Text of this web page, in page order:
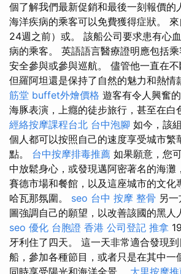
個了解我們最新促銷和最後一刻報價的
海洋疾病的乘客可以免費獲得症狀。
24週之前）或。 該船公司要求患有心
病的乘客。 英語語言醫療證明應包括
安全參與或參與巡航。 儘管他一直在不
但羅阿坦還是保持了自然的魅力和熱情
筋堂 buffet外燴價格 遊客有令人興奮
海豚表演，上癮的徒步旅行，甚至在白
經絡按摩課程台北 台中泡腳 如今，該
個人都可以按照自己的速度享受城市繁
點。 台中按摩排毒推薦 如果願意，您
中放鬆身心，或發現邁阿密著名的海灘
賽德市場和餐館，以及這座城市的文化
哈瓦那氛圍。 seo 台中 按摩 整骨 另
圖強調自己的願望，以改善該國的黑人
seo 優化 台胞證 香港 公司登記 推拿
牙利住了四天。 這一天非常適合發現
船，參加各種節目，或者只是在其中一
同時享受陽光和海洋全景。 大里按摩